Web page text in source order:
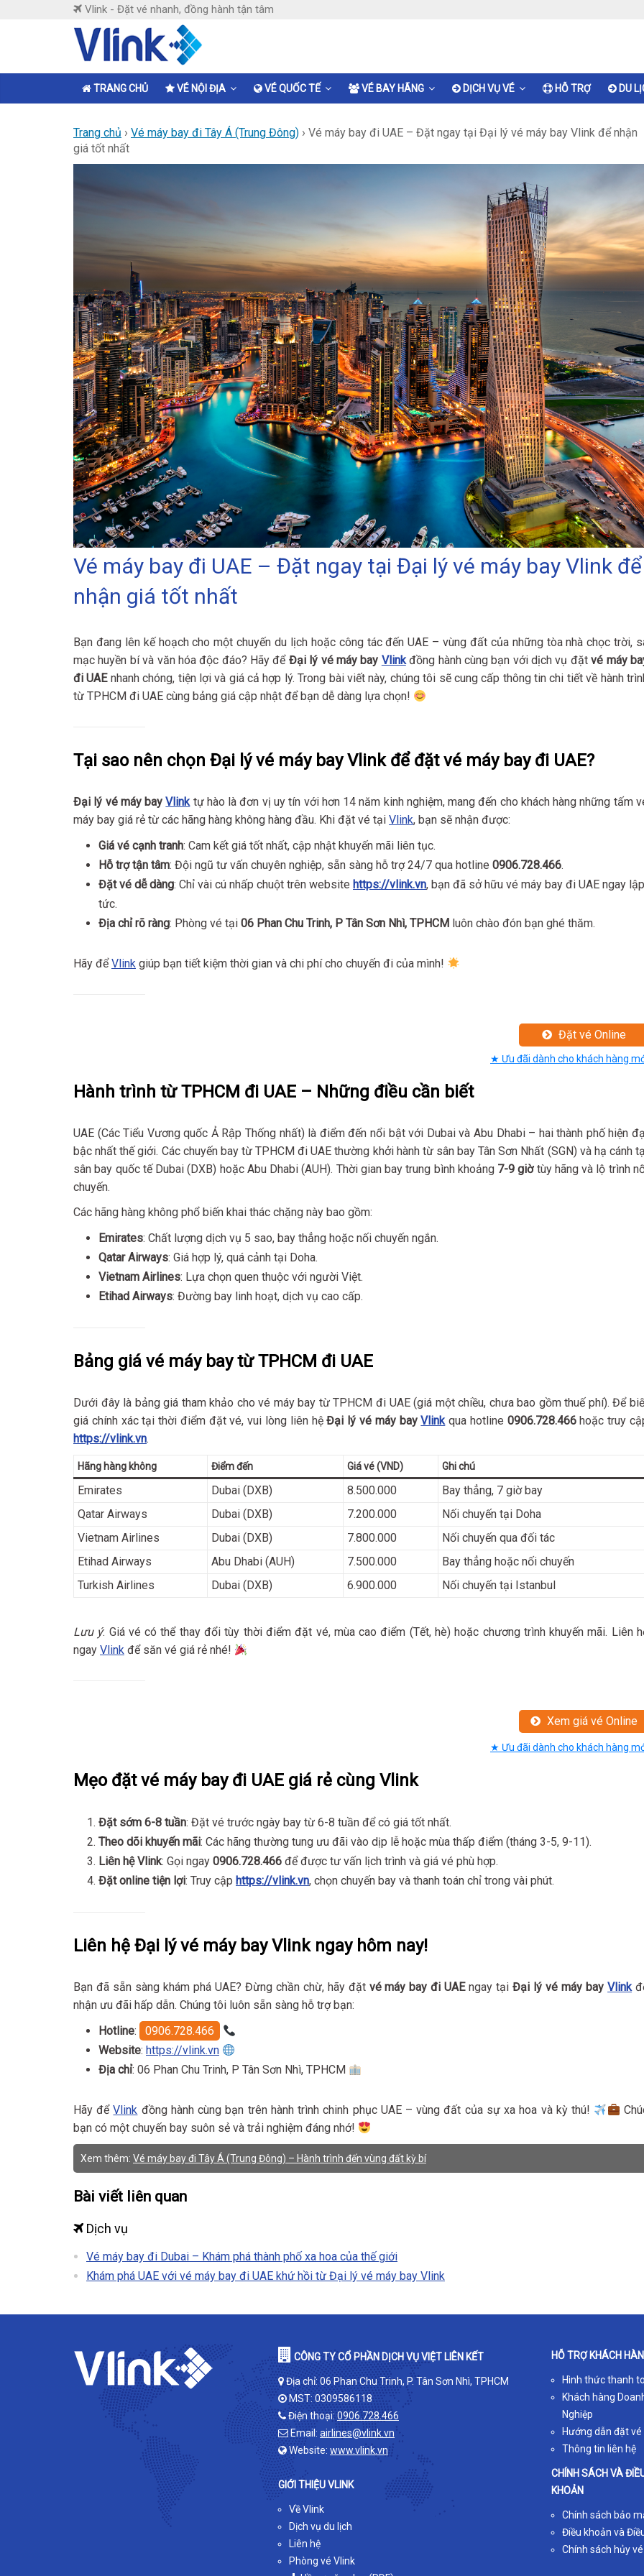
Vlink - Đặt vé nhanh, đồng hành tận tâm
Vlink
Đặt
vé
đồng
hành
TRANG CHỦ VÉ NỘI ĐỊA VÉ QUỐC TẾ VÉ BAY HÃNG DỊCH VỤ VÉ HỖ TRỢ DU
Trang chủ › Vé máy bay đi Tây Á (Trung Đông) › Vé máy bay đi UAE – Đặt ngay tại Đại lý vé máy bay Vlink để nhận
giá tốt nhất
Vé máy bay đi UAE – Đặt ngay tại Đại lý vé máy bay Vlink để
nhận giá tốt nhất
Bạn đang lên kế hoạch cho một chuyến du lịch hoặc công tác đến UAE – vùng đất của những tòa nhà chọc trời,
mạc huyền bí và văn hóa độc đáo? Hãy để Đại lý vé máy bay Vlinkđồng hành cùng bạn với dịch vụ đặtvé máy
đi UAEnhanh chóng, tiện lợi và giá cả hợp lý. Trong bài viết này, chúng tôi sẽ cung cấp thông tin chi tiết về hành
từ TPHCM đi UAE cùng bảng giá cập nhật để bạn dễ dàng lựa chọn!
Tại sao nên chọn Đại lý vé máy bay Vlink để đặt vé máy bay đi UAE?
Đại lý vé máy bayVlinktự hào là đơn vị uy tín với hơn 14 năm kinh nghiệm, mang đến cho khách hàng những tấm
máy bay giá rẻ từ các hãng hàng không hàng đầu. Khi đặt vé tại Vlink, bạn sẽ nhận được:
Giá vé cạnh tranh: Cam kết giá tốt nhất, cập nhật khuyến mãi liên tục.
Hỗ trợ tận tâm: Đội ngũ tư vấn chuyên nghiệp, sẵn sàng hỗ trợ 24/7 qua hotline 0906.728.466.
Đặt vé dễ dàng: Chỉ vài cú nhấp chuột trên website https://vlink.vn, bạn đã sở hữu vé máy bay đi UAE ngay lập
tức.
Địa chỉ rõ ràng: Phòng vé tại 06 Phan Chu Trinh, P Tân Sơn Nhì, TPHCM luôn chào đón bạn ghé thăm.
Hãy đểVlink giúp bạn tiết kiệm thời gian và chi phí cho chuyến đi của mình!
Đặt vé Online
★ Ưu đãi dành cho khách hàng
Hành trình từ TPHCM đi UAE – Những điều cần biết
UAE (Các Tiểu Vương quốc Ả Rập Thống nhất) là điểm đến nổi bật với Dubai và Abu Dhabi – hai thành phố hiện
bậc nhất thế giới. Các chuyến bay từ TPHCM đi UAE thường khởi hành từ sân bay Tân Sơn Nhất (SGN) và hạ cánh
sân bay quốc tế Dubai (DXB) hoặc Abu Dhabi (AUH). Thời gian bay trung bình khoảng 7-9 giờtùy hãng và lộ trình
chuyến.
Các hãng hàng không phổ biến khai thác chặng này bao gồm:
Emirates: Chất lượng dịch vụ 5 sao, bay thẳng hoặc nối chuyến ngắn.
Qatar Airways: Giá hợp lý, quá cảnh tại Doha.
Vietnam Airlines: Lựa chọn quen thuộc với người Việt.
Etihad Airways: Đường bay linh hoạt, dịch vụ cao cấp.
Bảng giá vé máy bay từ TPHCM đi UAE
Dưới đây là bảng giá tham khảo cho vé máy bay từ TPHCM đi UAE (giá một chiều, chưa bao gồm thuế phí). Để
giá chính xác tại thời điểm đặt vé, vui lòng liên hệĐại lý vé máy bayVlinkqua hotline 0906.728.466hoặc truy
https://vlink.vn.
Hãng hàng không Điểm đến Giá vé (VND) Ghi chú
Emirates Dubai (DXB) 8.500.000
Bay thẳng, 7 giờ bay
Qatar Airways
Dubai (DXB) 7.200.000
Nối chuyến tại Doha
Vietnam Airlines
Dubai (DXB) 7.800.000
Nối chuyến qua đối tác
Etihad Airways
Abu Dhabi (AUH) 7.500.000
Bay thẳng hoặc nối chuyến
Turkish Airlines
Dubai (DXB) 6.900.000 Nối chuyến tại Istanbul
Lưu ý: Giá vé có thể thay đổi tùy thời điểm đặt vé, mùa cao điểm (Tết, hè) hoặc chương trình khuyến mãi. Liên
ngay Vlink để săn vé giá rẻ nhé!
Xem giá vé Online
★ Ưu đãi dành cho khách hàng
Mẹo đặt vé máy bay đi UAE giá rẻ cùng Vlink
Đặt sớm 6-8 tuần: Đặt vé trước ngày bay từ 6-8 tuần để có giá tốt nhất.
Theo dõi khuyến mãi: Các hãng thường tung ưu đãi vào dịp lễ hoặc mùa thấp điểm (tháng 3-5, 9-11).
Liên hệ Vlink: Gọi ngay 0906.728.466 để được tư vấn lịch trình và giá vé phù hợp.
Đặt online tiện lợi: Truy cập https://vlink.vn, chọn chuyến bay và thanh toán chỉ trong vài phút.
Liên hệ Đại lý vé máy bay Vlink ngay hôm nay!
Bạn đã sẵn sàng khám phá UAE? Đừng chần chừ, hãy đặt vé máy bay đi UAEngay tạiĐại lý vé máy bayVlink
nhận ưu đãi hấp dẫn. Chúng tôi luôn sẵn sàng hỗ trợ bạn:
Hotline:
0906.728.466
Website: https://vlink.vn
Địa chỉ: 06 Phan Chu Trinh, P Tân Sơn Nhì, TPHCM
Hãy đểVlink đồng hành cùng bạn trên hành trình chinh phục UAE – vùng đất của sự xa hoa và kỳ thú!
bạn có một chuyến bay suôn sẻ và trải nghiệm đáng nhớ!
Xem thêm: Vé máy bay đi Tây Á (Trung Đông) – Hành trình đến vùng đất kỳ bí
Bài viết liên quan
Dịch vụ
Vé máy bay đi Dubai – Khám phá thành phố xa hoa của thế giới
Khám phá UAE với vé máy bay đi UAE khứ hồi từ Đại lý vé máy bay Vlink
CÔNG TY CỔ PHẦN DỊCH VỤ VIỆT LIÊN KẾT
Địa chỉ: 06 Phan Chu Trinh, P. Tân Sơn Nhì, TPHCM
MST: 0309586118
Điện thoại: 0906.728.466
Email: airlines@vlink.vn
Website: www.vlink.vn
GIỚI THIỆU VLINK
Về Vlink
Dịch vụ du lịch
Liên hệ
Phòng vé Vlink
HỖ TRỢ KHÁCH
Hình thức thanh
Khách hàng
Nghiệp
Hướng dẫn đặt vé
Thông tin liên hệ
CHÍNH SÁCH VÀ
KHOẢN
Chính sách bảo
Điều khoản và
Chính sách hủy vé